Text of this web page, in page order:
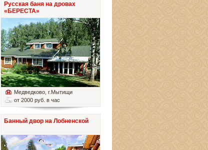
Русская баня на дровах
«БЕРЕСТА»
Медведково , г.Мытищи
от 2000 руб. в час
Банный двор на Лобненской